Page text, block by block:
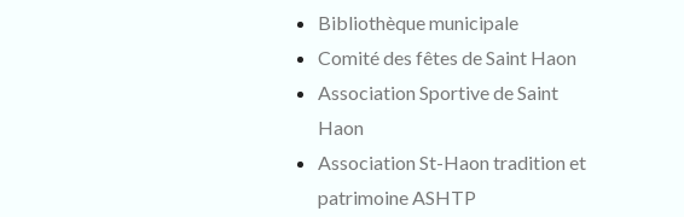
Bibliothèque municipale
Comité des fêtes de Saint Haon
Association Sportive de Saint
Haon
Association St-Haon tradition et
patrimoine ASHTP